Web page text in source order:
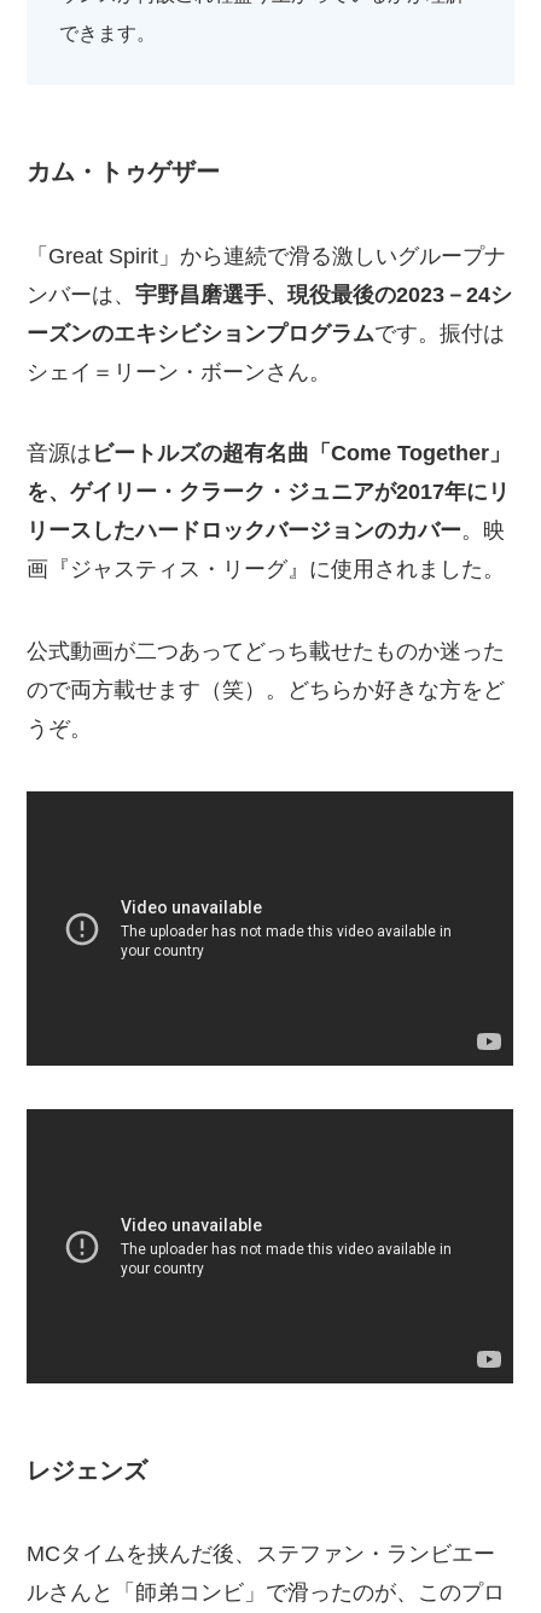
できます。
カム・トゥゲザー
「Great Spirit」から連続で滑る激しいグループナ
ンバーは、宇野昌磨選手、現役最後の2023－24シ
ーズンのエキシビションプログラムです。振付は
シェイ＝リーン・ボーンさん。
音源は ビートルズの超有名曲「Come Together」
を、ゲイリー・クラーク・ジュニアが2017年にリ
リースしたハードロックバージョンのカバー。映
画『ジャスティス・リーグ』に使用されました。
公式動画が二つあってどっち載せたものか迷った
ので両方載せます（笑）。どちらか好きな方をど
うぞ。
レジェンズ
MCタイムを挟んだ後、ステファン・ランビエー
ルさんと「師弟コンビ」で滑ったのが、このプロ